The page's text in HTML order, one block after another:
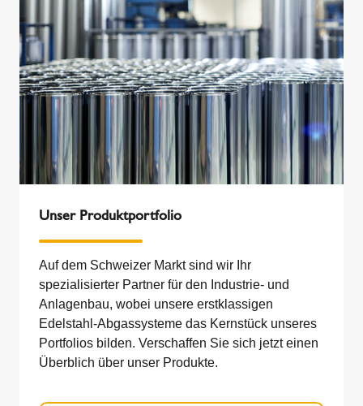
Unser Produktportfolio
Auf dem Schweizer Markt sind wir Ihr
spezialisierter Partner für den Industrie- und
Anlagenbau, wobei unsere erstklassigen
Edelstahl-Abgassysteme das Kernstück unseres
Portfolios bilden. Verschaffen Sie sich jetzt einen
Überblich über unser Produkte.